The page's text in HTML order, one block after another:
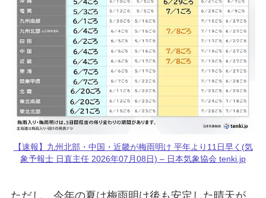
【速報】九州北部・中国・近畿が梅雨明け 平年より11日早く(気
象予報士 日直主任 2026年07月08日) – 日本気象協会 tenki.jp
ただし、今年の夏は梅雨明け後も安定した晴天が